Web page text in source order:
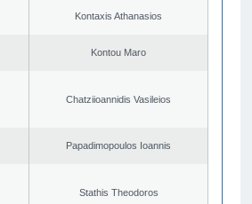
Kontaxis Athanasios
Kontou Maro
Chatziioannidis Vasileios
Papadimopoulos Ioannis
Stathis Theodoros